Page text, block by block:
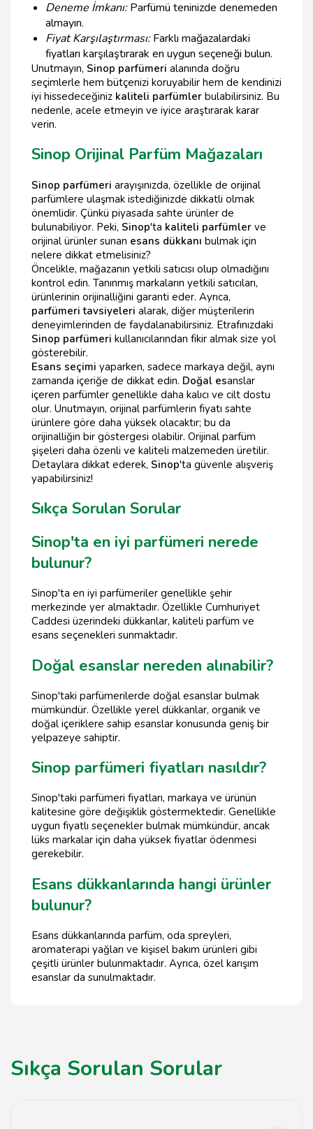
Deneme İmkanı:Parfümü teninizde denemeden
almayın.
Fiyat Karşılaştırması:Farklı mağazalardaki
fiyatları karşılaştırarak en uygun seçeneği bulun.
Unutmayın, Sinop parfümeri alanında doğru
seçimlerle hem bütçenizi koruyabilir hem de kendinizi
iyi hissedeceğiniz kaliteli parfümler bulabilirsiniz. Bu
nedenle, acele etmeyin ve iyice araştırarak karar
verin.
Sinop Orijinal Parfüm Mağazaları
Sinop parfümeri arayışınızda, özellikle de orijinal
parfümlere ulaşmak istediğinizde dikkatli olmak
önemlidir. Çünkü piyasada sahte ürünler de
bulunabiliyor. Peki, Sinop'ta kaliteli parfümler ve
orijinal ürünler sunan esans dükkanı bulmak için
nelere dikkat etmelisiniz?
Öncelikle, mağazanın yetkili satıcısı olup olmadığını
kontrol edin. Tanınmış markaların yetkili satıcıları,
ürünlerinin orijinalliğini garanti eder. Ayrıca,
parfümeri tavsiyeleri alarak, diğer müşterilerin
deneyimlerinden de faydalanabilirsiniz. Etrafınızdaki
Sinop parfümeri kullanıcılarından fikir almak size yol
gösterebilir.
Esans seçimi yaparken, sadece markaya değil, aynı
zamanda içeriğe de dikkat edin. Doğal esanslar
içeren parfümler genellikle daha kalıcı ve cilt dostu
olur. Unutmayın, orijinal parfümlerin fiyatı sahte
ürünlere göre daha yüksek olacaktır; bu da
orijinalliğin bir göstergesi olabilir. Orijinal parfüm
şişeleri daha özenli ve kaliteli malzemeden üretilir.
Detaylara dikkat ederek, Sinop'ta güvenle alışveriş
yapabilirsiniz!
Sıkça Sorulan Sorular
Sinop'ta en iyi parfümeri nerede
bulunur?
Sinop'ta en iyi parfümeriler genellikle şehir
merkezinde yer almaktadır. Özellikle Cumhuriyet
Caddesi üzerindeki dükkanlar, kaliteli parfüm ve
esans seçenekleri sunmaktadır.
Doğal esanslar nereden alınabilir?
Sinop'taki parfümerilerde doğal esanslar bulmak
mümkündür. Özellikle yerel dükkanlar, organik ve
doğal içeriklere sahip esanslar konusunda geniş bir
yelpazeye sahiptir.
Sinop parfümeri fiyatları nasıldır?
Sinop'taki parfümeri fiyatları, markaya ve ürünün
kalitesine göre değişiklik göstermektedir. Genellikle
uygun fiyatlı seçenekler bulmak mümkündür, ancak
lüks markalar için daha yüksek fiyatlar ödenmesi
gerekebilir.
Esans dükkanlarında hangi ürünler
bulunur?
Esans dükkanlarında parfüm, oda spreyleri,
aromaterapi yağları ve kişisel bakım ürünleri gibi
çeşitli ürünler bulunmaktadır. Ayrıca, özel karışım
esanslar da sunulmaktadır.
Sıkça Sorulan Sorular